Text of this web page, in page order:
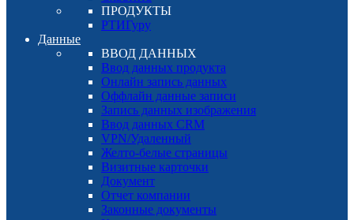
ПРОДУКТЫ
РТИГуру
Данные
ВВОД ДАННЫХ
Ввод данных продукта
Онлайн запись данных
Оффлайн данные записи
Запись данных изображения
Ввод данных CRM
VPN/Удаленный
Желто-белые страницы
Визитные карточки
Документ
Отчет компании
Законные документы